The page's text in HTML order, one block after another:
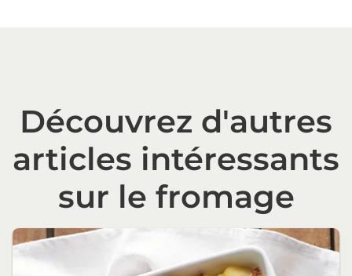
Découvrez d'autres
articles intéressants
sur le fromage